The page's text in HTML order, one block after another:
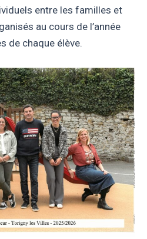
entre les familles et
au cours de l’année
de chaque élève.